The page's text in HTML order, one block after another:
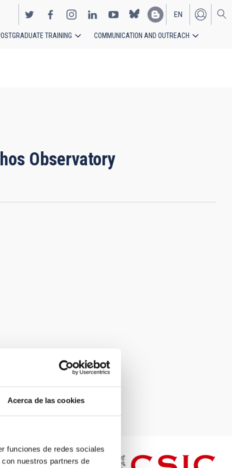
Acerca de las cookies
funciones de redes sociales
nuestros partners de
EN
ES
TRAINING COMMUNICATION AND OUTREACH
Observatory